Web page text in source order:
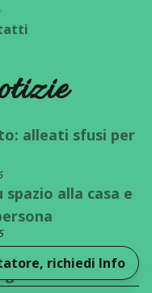
richiedi Info
alleati sfusi per
alla casa e
bivio: quale